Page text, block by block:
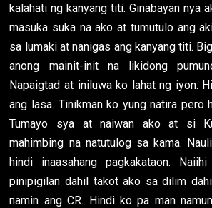
kalahati ng kanyang titi. Ginabayan nya
masuka suka na ako at tumutulo ang
sa lumaki at nanigas ang kanyang titi.
anong mainit-init na likidong
Napaigtad at iniluwa ko lahat ng iyon.
ang lasa. Tinikman ko yung natira pero
Tumayo sya at naiwan ako at si
mahimbing na natutulog sa kama.
hindi inaasahang pagkakataon.
pinipigilan dahil takot ako sa dilim
namin ang CR. Hindi ko pa man